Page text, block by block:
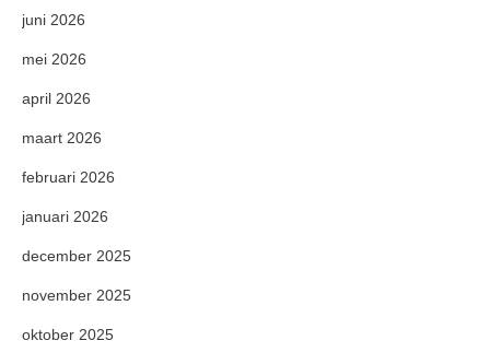
juni 2026
mei 2026
april 2026
maart 2026
februari 2026
januari 2026
december 2025
november 2025
oktober 2025